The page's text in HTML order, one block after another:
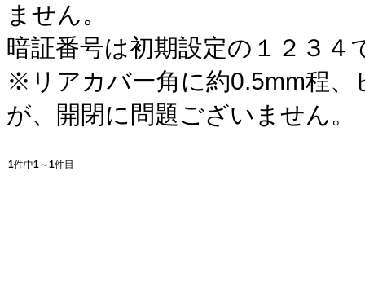
ません。
暗証番号は初期設定の１２３４
※リアカバー角に約0.5mm程、
が、開閉に問題ございません。
1件中1～1件目